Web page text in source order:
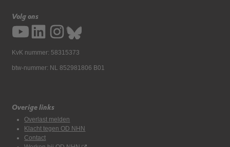
Volg ons
KvK nummer: 58315373
btw-nummer: NL 852981806 B01
Overige links
Overlast melden
Klacht tegen OD NHN
Contact